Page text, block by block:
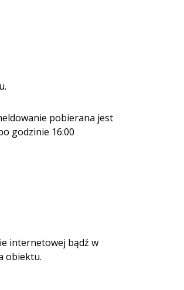
pobierana jest
godzinie 16:00
internetowej bądź w
obiektu.